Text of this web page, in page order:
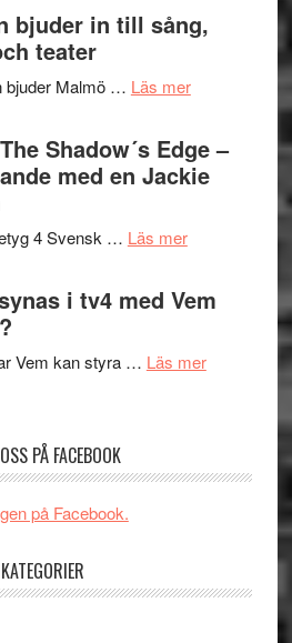
Hannes
Pöntinen
avslutar
Scensommar
bjuder in till sång,
teater
bjuder Malmö … Läs merom
in
till
och
Shadow´s Edge –
med en Jackie
4 Svensk … Läs merom
Shadow
Edge
spännande
i tv4 med Vem
Vem kan styra … Läs merom
kan
PÅ FACEBOOK
på Facebook.
KATEGORIER